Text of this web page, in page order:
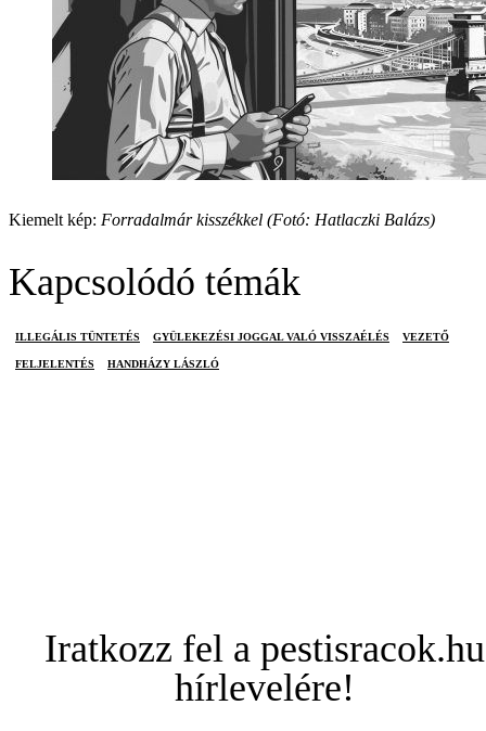
Kiemelt kép: Forradalmár kisszékkel (Fotó: Hatlaczki Balázs)
Kapcsolódó témák
ILLEGÁLIS TÜNTETÉS GYÜLEKEZÉSI JOGGAL VALÓ VISSZAÉLÉS VEZETŐ
FELJELENTÉS HANDHÁZY LÁSZLÓ
Iratkozz fel a pestisracok.hu
hírlevelére!